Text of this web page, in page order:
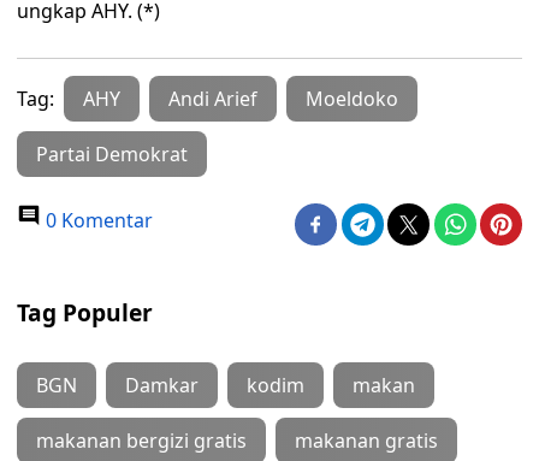
ungkap AHY. (*)
Tag: AHY Andi Arief Moeldoko
Partai Demokrat
0 Komentar
Tag Populer
BGN Damkar kodim makan
makanan bergizi gratis makanan gratis